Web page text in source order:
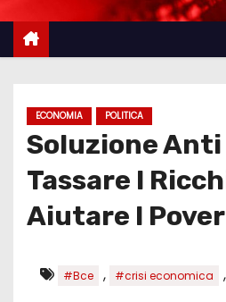
ECONOMIA POLITICA
Soluzione
Tassare I
Aiutare I
#Bce , #crisi economica ,